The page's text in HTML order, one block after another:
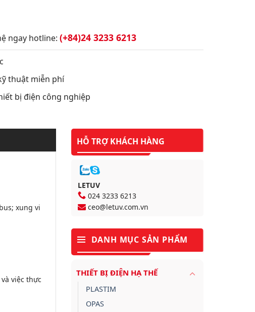
ngay hotline: (+84)24 3233 6213
thuật miễn phí
bị điện công nghiệp
xung vi
việc thực
HỖ TRỢ KHÁCH HÀNG
LETUV
024 3233 6213
ceo@letuv.com.vn
DANH MỤC SẢN PHẨM
THIẾT BỊ ĐIỆN HẠ THẾ
PLASTIM
OPAS